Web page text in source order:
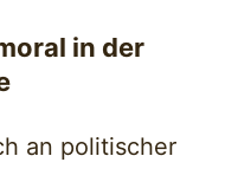
in der
an politischer